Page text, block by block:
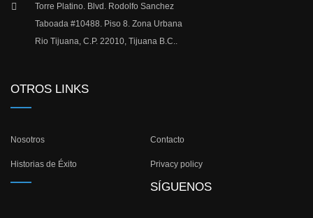
Torre Platino. Blvd. Rodolfo Sanchez
Taboada #10488. Piso 8. Zona Urbana
Rio Tijuana, C.P. 22010, Tijuana B.C..
OTROS LINKS
Nosotros Contacto
Historias de Éxito Privacy policy
SÍGUENOS